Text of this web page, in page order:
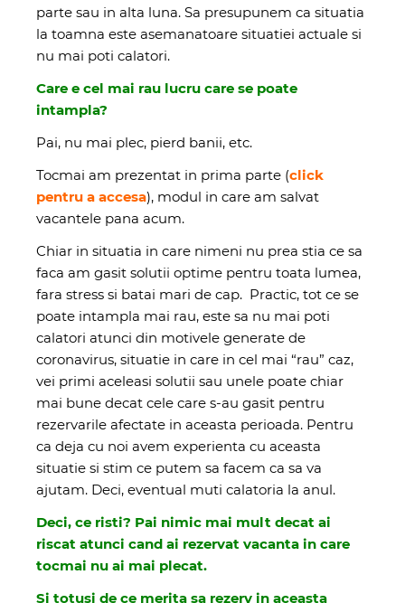
parte sau in alta luna. Sa presupunem ca situatia
la toamna este asemanatoare situatiei actuale si
nu mai poti calatori.
Care e cel mai rau lucru care se poate
intampla?
Pai, nu mai plec, pierd banii, etc.
Tocmai am prezentat in prima parte (click
pentru a accesa), modul in care am salvat
vacantele pana acum.
Chiar in situatia in care nimeni nu prea stia ce sa
faca am gasit solutii optime pentru toata lumea,
fara stress si batai mari de cap. Practic, tot ce se
poate intampla mai rau, este sa nu mai poti
calatori atunci din motivele generate de
coronavirus, situatie in care in cel mai “rau” caz,
vei primi aceleasi solutii sau unele poate chiar
mai bune decat cele care s-au gasit pentru
rezervarile afectate in aceasta perioada. Pentru
ca deja cu noi avem experienta cu aceasta
situatie si stim ce putem sa facem ca sa va
ajutam. Deci, eventual muti calatoria la anul.
Deci, ce risti? Pai nimic mai mult decat ai
riscat atunci cand ai rezervat vacanta in care
tocmai nu ai mai plecat.
Si totusi de ce merita sa rezerv in aceasta